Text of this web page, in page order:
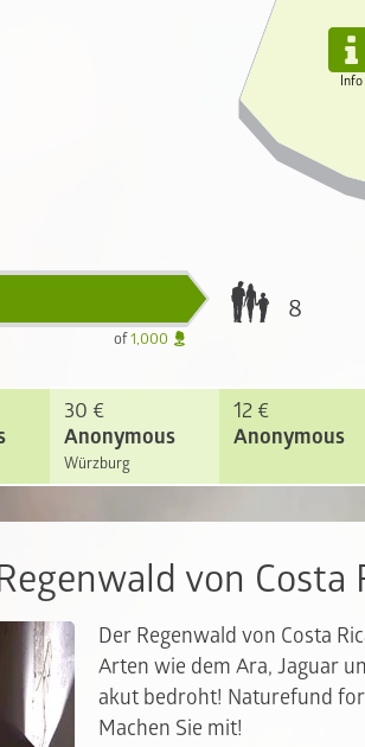
of1,000

Info
8
30 €
Anonymous
Würzburg
12 €
Anonymous
von Costa
Der Regenwald von Costa
Arten wie dem Ara, Jaguar
akut bedroht! Naturefund
Machen Sie mit!